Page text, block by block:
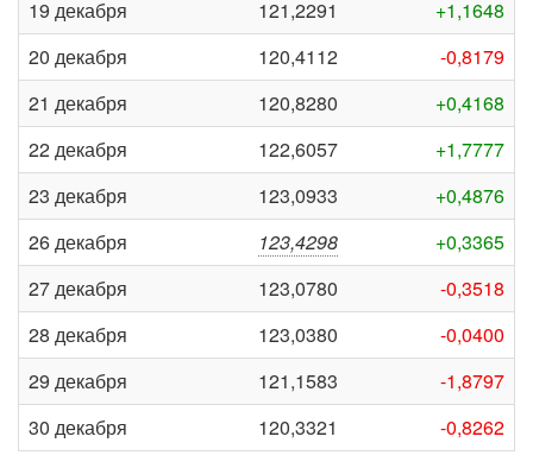
19 декабря
121,2291
+1,1648
20 декабря
120,4112
-0,8179
21 декабря
120,8280
+0,4168
22 декабря
122,6057
+1,7777
23 декабря
123,0933
+0,4876
26 декабря
123,4298
+0,3365
27 декабря
123,0780
-0,3518
28 декабря
123,0380
-0,0400
29 декабря
121,1583
-1,8797
30 декабря
120,3321 -0,8262